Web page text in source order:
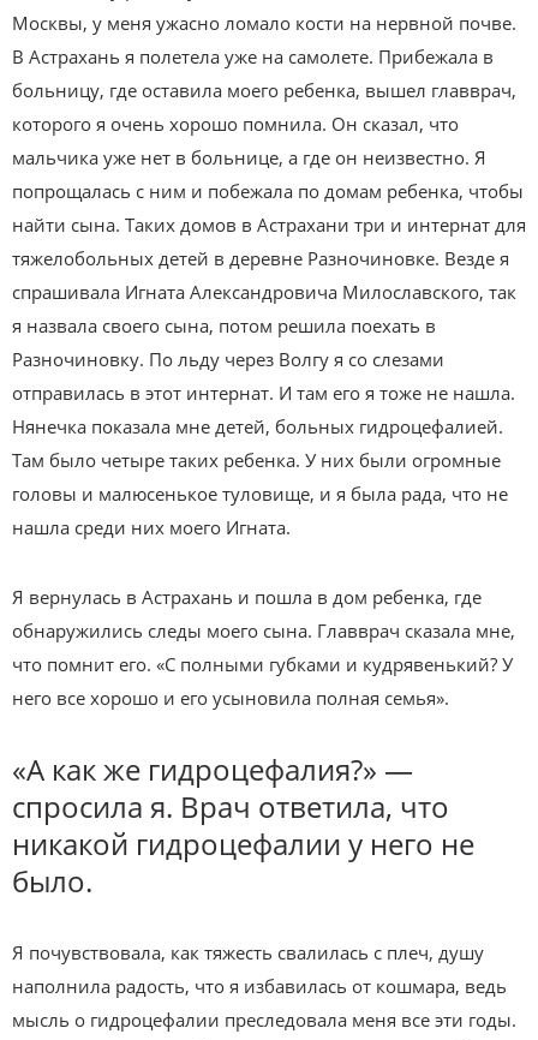
Москвы, у меня ужасно ломало кости на нервной почве.
В Астрахань я полетела уже на самолете. Прибежала в
больницу, где оставила моего ребенка, вышел главврач,
которого я очень хорошо помнила. Он сказал, что
мальчика уже нет в больнице, а где он неизвестно. Я
попрощалась с ним и побежала по домам ребенка, чтобы
найти сына. Таких домов в Астрахани три и интернат для
тяжелобольных детей в деревне Разночиновке. Везде я
спрашивала Игната Александровича Милославского, так
я назвала своего сына, потом решила поехать в
Разночиновку. По льду через Волгу я со слезами
отправилась в этот интернат. И там его я тоже не нашла.
Нянечка показала мне детей, больных гидроцефалией.
Там было четыре таких ребенка. У них были огромные
головы и малюсенькое туловище, и я была рада, что не
нашла среди них моего Игната.
Я вернулась в Астрахань и пошла в дом ребенка, где
обнаружились следы моего сына. Главврач сказала мне,
что помнит его. «С полными губками и кудрявенький? У
него все хорошо и его усыновила полная семья».
«А как же гидроцефалия?» —
спросила я. Врач ответила, что
никакой гидроцефалии у него не
было.
Я почувствовала, как тяжесть свалилась с плеч, душу
наполнила радость, что я избавилась от кошмара, ведь
мысль о гидроцефалии преследовала меня все эти годы.